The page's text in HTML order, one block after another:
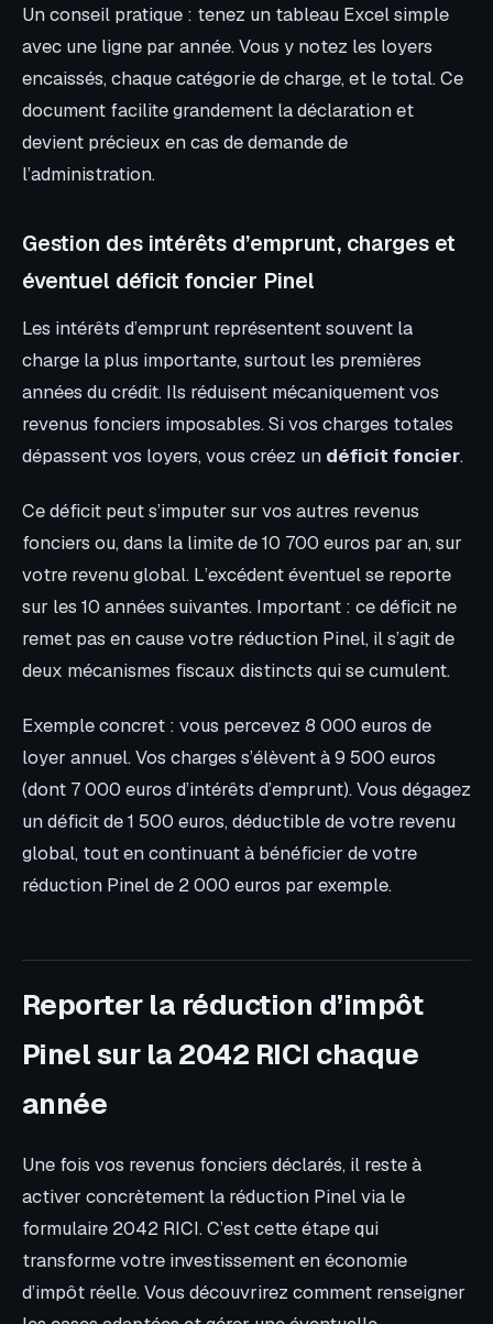
Un conseil pratique : tenez un tableau Excel simple
avec une ligne par année. Vous y notez les loyers
encaissés, chaque catégorie de charge, et le total. Ce
document facilite grandement la déclaration et
devient précieux en cas de demande de
l’administration.
Gestion des intérêts d’emprunt, charges et
éventuel déficit foncier Pinel
Les intérêts d’emprunt représentent souvent la
charge la plus importante, surtout les premières
années du crédit. Ils réduisent mécaniquement vos
revenus fonciers imposables. Si vos charges totales
dépassent vos loyers, vous créez un déficit foncier.
Ce déficit peut s’imputer sur vos autres revenus
fonciers ou, dans la limite de 10 700 euros par an, sur
votre revenu global. L’excédent éventuel se reporte
sur les 10 années suivantes. Important : ce déficit ne
remet pas en cause votre réduction Pinel, il s’agit de
deux mécanismes fiscaux distincts qui se cumulent.
Exemple concret : vous percevez 8 000 euros de
loyer annuel. Vos charges s’élèvent à 9 500 euros
(dont 7 000 euros d’intérêts d’emprunt). Vous dégagez
un déficit de 1 500 euros, déductible de votre revenu
global, tout en continuant à bénéficier de votre
réduction Pinel de 2 000 euros par exemple.
Reporter la réduction d’impôt
Pinel sur la 2042 RICI chaque
année
Une fois vos revenus fonciers déclarés, il reste à
activer concrètement la réduction Pinel via le
formulaire 2042 RICI. C’est cette étape qui
transforme votre investissement en économie
d’impôt réelle. Vous découvrirez comment renseigner